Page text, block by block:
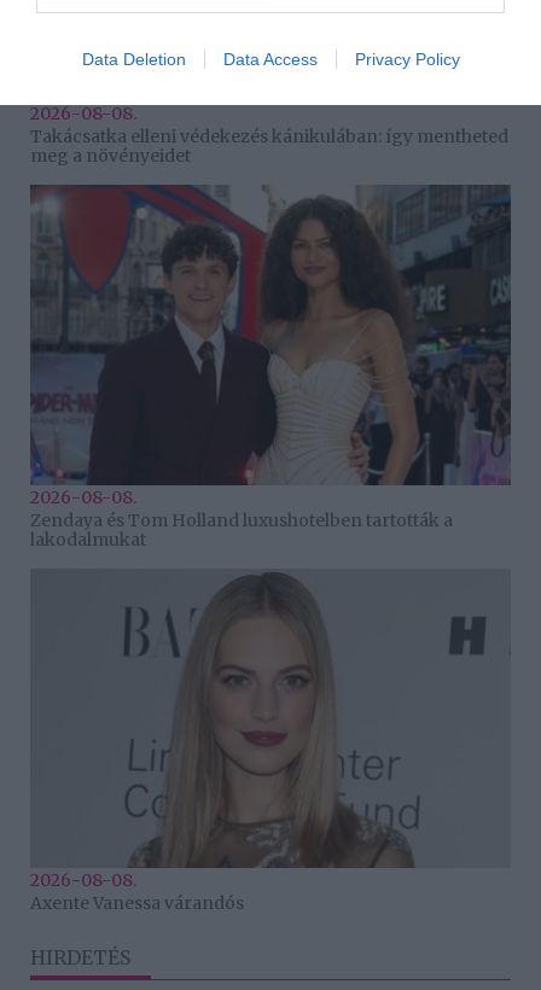
Data Deletion Data Access Privacy Policy
2026-08-08.
Takácsatka elleni védekezés kánikulában: így mentheted
meg a növényeidet
2026-08-08.
Zendaya és Tom Holland luxushotelben tartották a
lakodalmukat
2026-08-08.
Axente Vanessa várandós
HIRDETÉS